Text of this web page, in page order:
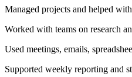
Managed projects and helped
Worked with teams on research
Used meetings, emails,
Supported weekly reporting and